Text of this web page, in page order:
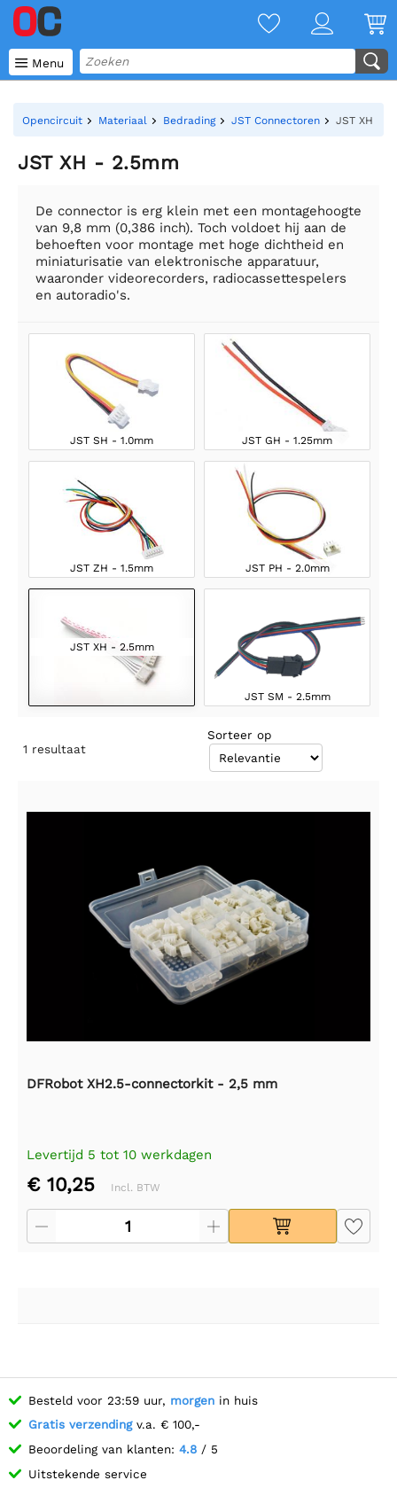
 Menu
Opencircuit Materiaal Bedrading JST Connectoren JST XH -
JST XH - 2.5mm
De connector is erg klein met een montagehoogte
van 9,8 mm (0,386 inch). Toch voldoet hij aan de
behoeften voor montage met hoge dichtheid en
miniaturisatie van elektronische apparatuur,
waaronder videorecorders, radiocassettespelers
en autoradio's.
JST SH - 1.0mm JST GH - 1.25mm
JST ZH - 1.5mm JST PH - 2.0mm
JST XH - 2.5mm
JST SM - 2.5mm
1 resultaat
Sorteer op
DFRobot XH2.5-connectorkit - 2,5 mm
Levertijd 5 tot 10 werkdagen
€ 10,25 Incl. BTW
Besteld voor 23:59 uur, morgen in huis
Gratis verzendingv.a. € 100,-
Beoordeling van klanten: 4.8 / 5
Uitstekende service